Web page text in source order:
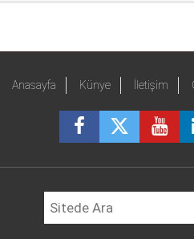
Anasayfa Künye İletişim